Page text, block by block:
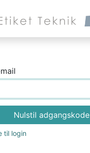
Nulstil adgangskode
til login